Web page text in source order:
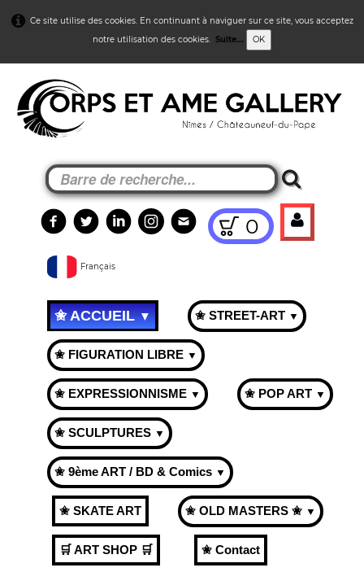
Ce site utilise des cookies. En continuant à naviguer sur ce site, vous acceptez
notre utilisation des cookies. Suite... OK
0
Français
✬ ACCUEIL▼ ✬ STREET-ART ▼
✬ FIGURATION LIBRE ▼
✬ EXPRESSIONNISME ▼ ✬ POP ART ▼
✬ SCULPTURES ▼
✬ 9ème ART / BD & Comics ▼
✬ SKATE ART ✬ OLD MASTERS ✬ ▼
🛒 ART SHOP 🛒 ✬ Contact